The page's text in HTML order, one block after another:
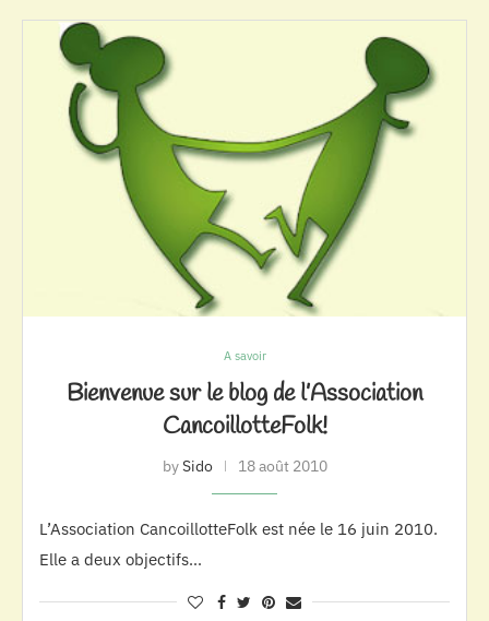
A savoir
Bienvenue sur le blog de l’Association
CancoillotteFolk!
bySido 18 août 2010
L’Association CancoillotteFolk est née le 16 juin 2010.
Elle a deux objectifs…